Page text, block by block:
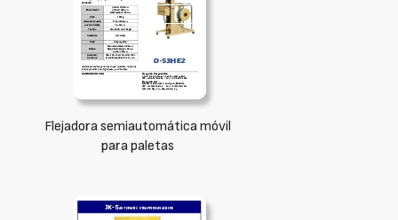
Flejadora semiautomática móvil
para paletas